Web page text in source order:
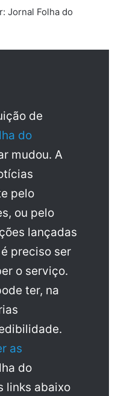
Jornal Folha do
de
do
mudou. A
pelo
ou pelo
lançadas
preciso ser
o serviço.
ter, na
as
do
links abaixo